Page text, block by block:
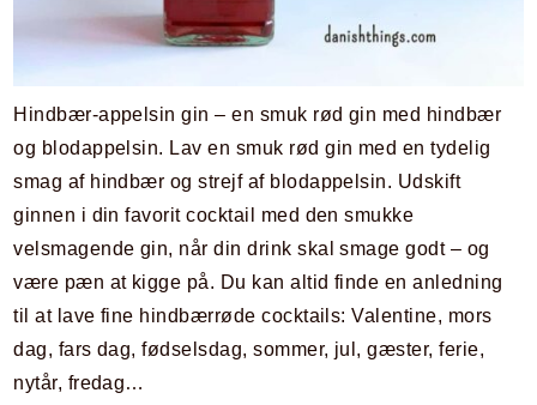
Hindbær-appelsin gin – en smuk rød gin med hindbær
og blodappelsin. Lav en smuk rød gin med en tydelig
smag af hindbær og strejf af blodappelsin. Udskift
ginnen i din favorit cocktail med den smukke
velsmagende gin, når din drink skal smage godt – og
være pæn at kigge på. Du kan altid finde en anledning
til at lave fine hindbærrøde cocktails: Valentine, mors
dag, fars dag, fødselsdag, sommer, jul, gæster, ferie,
nytår, fredag…